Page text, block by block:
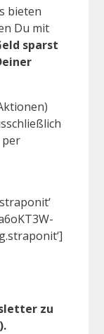
bieten
Du mit
sparst
zu